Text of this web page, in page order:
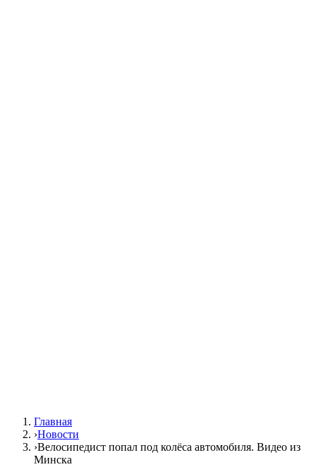
Главная
›Новости
›Велосипедист попал под колёса автомобиля. Видео из
Минска